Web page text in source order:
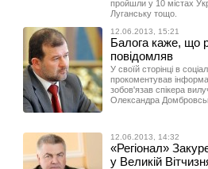
пройшли у 10 містах
Луганську тощо.
12.06.2013, 15:21
Балога каже, що
повідомляв
У своїй сторінці в
прокоментував
зобов'язав спікера
Олександра
12.06.2013, 14:32
«Регіонал»
у Великій